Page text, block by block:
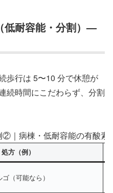
低耐容能・分割）—
歩行は 5〜10 分で休憩が
続時間にこだわらず、分割
②｜病棟・低耐容能の有酸素
処方（例）
（可能なら）